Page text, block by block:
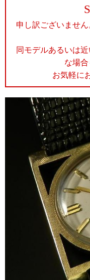
申し訳ございませ
同モデルあるいは
な場合
お気軽に